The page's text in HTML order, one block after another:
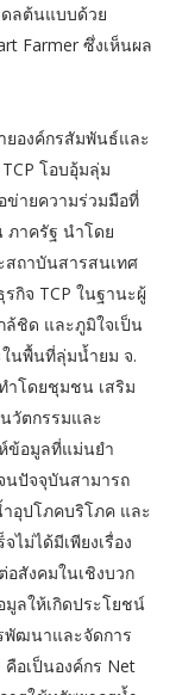
ลต้นแบบด้วย
Farmer ซึ่งเห็นผล
ยองค์กรสัมพันธ์และ
โอบอุ้มลุ่ม
ข่ายความร่วมมือที่
าครัฐ นำโดย
ถาบันสารสนเทศ
กิจ TCP ในฐานะผู้
ล้ชิด และภูมิใจเป็น
ในพื้นที่ลุ่มน้ำยม จ.
ำโดยชุมชน เสริม
วัตกรรมและ
ห์ข้อมูลที่แม่นยำ
นปัจจุบันสามารถ
อุปโภคบริโภค และ
ไม่ได้มีเพียงเรื่อง
สังคมในเชิงบวก
ลให้เกิดประโยชน์
พัฒนาและจัดการ
อเป็นองค์กร Net